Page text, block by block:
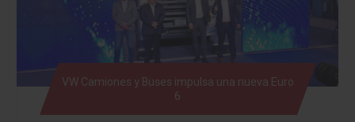
VW Camiones y Buses impulsa una nueva Euro
6